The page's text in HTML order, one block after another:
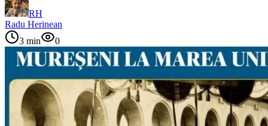
RH
Radu Herinean
3 min 0